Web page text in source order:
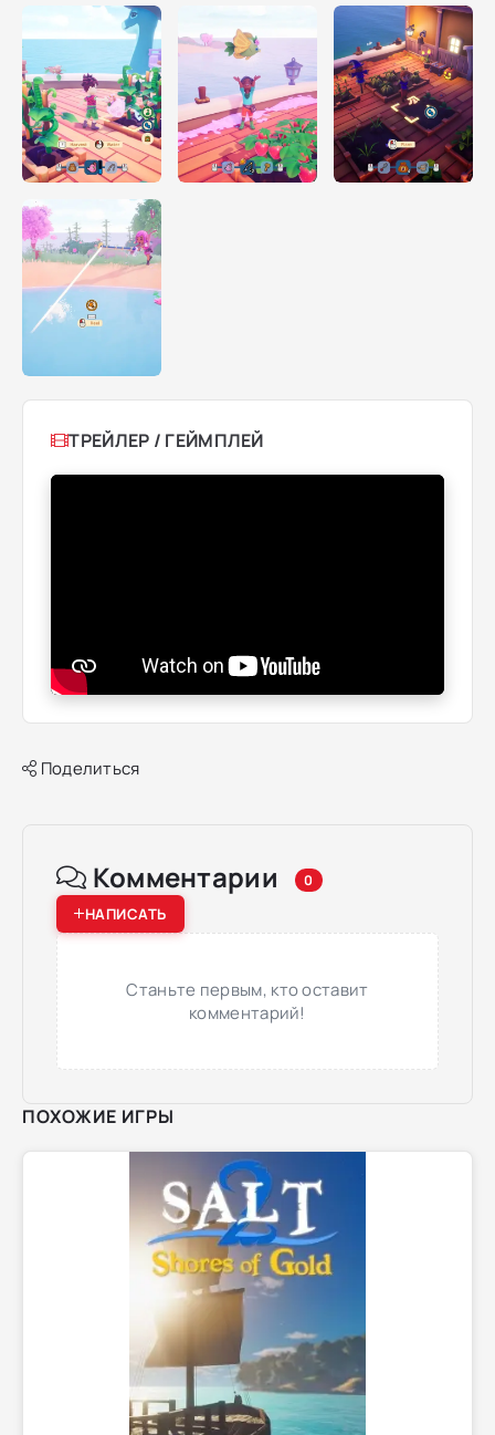
ТРЕЙЛЕР / ГЕЙМПЛЕЙ
Поделиться
Комментарии 0
НАПИСАТЬ
Станьте первым, кто оставит
комментарий!
ПОХОЖИЕ ИГРЫ